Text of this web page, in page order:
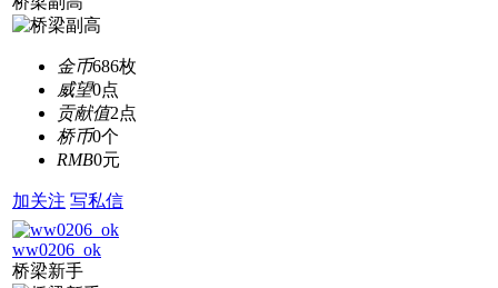
金币686枚
威望0点
贡献值2点
桥币0个
RMB0元
加关注 写私信
ww0206_ok
桥梁新手